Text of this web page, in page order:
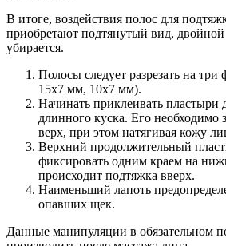
В итоге, воздействия полос для
приобретают подтянутый вид,
убирается.
Полосы следует разрезать на
15х7 мм, 10х7 мм).
Начинать приклеивать пластыри
длинного куска. Его необходимо
верх, при этом натягивая кожу
Верхний продолжительный
фиксировать одним краем на
происходит подтяжка вверх.
Наименьший лапоть
опавших щек.
Данные манипуляции в обязательном